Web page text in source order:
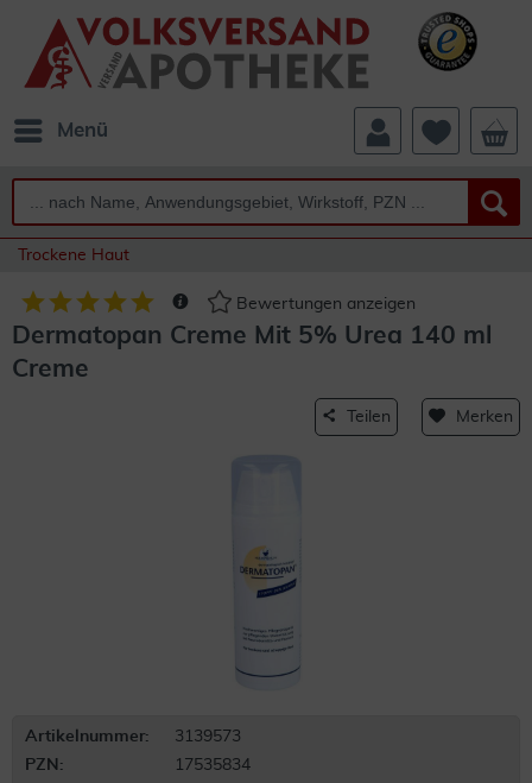
Menü
Trockene Haut
Bewertungen anzeigen
Dermatopan Creme Mit 5% Urea 140 ml
Creme
Teilen Merken
Artikelnummer:
3139573
PZN:
17535834